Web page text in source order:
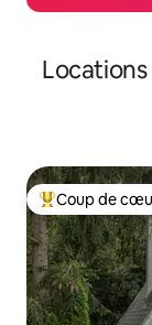
Coups de
Coup de